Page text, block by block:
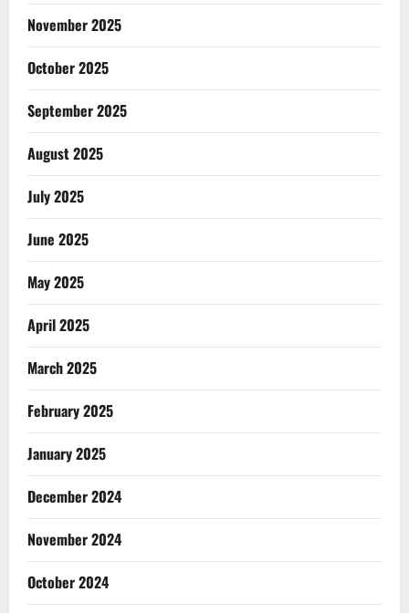
November 2025
October 2025
September 2025
August 2025
July 2025
June 2025
May 2025
April 2025
March 2025
February 2025
January 2025
December 2024
November 2024
October 2024